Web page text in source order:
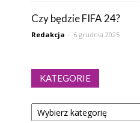
Czy będzie FIFA 24?
Redakcja - 6 grudnia 2025
KATEGORIE
Kategorie